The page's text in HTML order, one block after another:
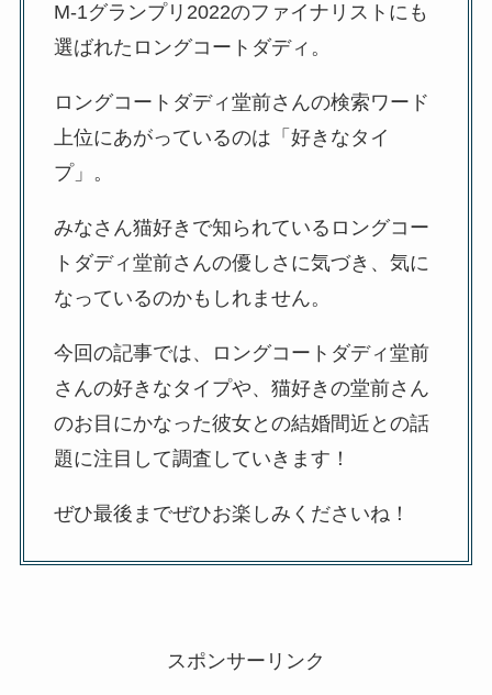
M-1グランプリ2022のファイナリストにも
選ばれたロングコートダディ。
ロングコートダディ堂前さんの検索ワード
上位にあがっているのは「好きなタイ
プ」。
みなさん猫好きで知られているロングコー
トダディ堂前さんの優しさに気づき、気に
なっているのかもしれません。
今回の記事では、ロングコートダディ堂前
さんの好きなタイプや、猫好きの堂前さん
のお目にかなった彼女との結婚間近との話
題に注目して調査していきます！
ぜひ最後までぜひお楽しみくださいね！
スポンサーリンク